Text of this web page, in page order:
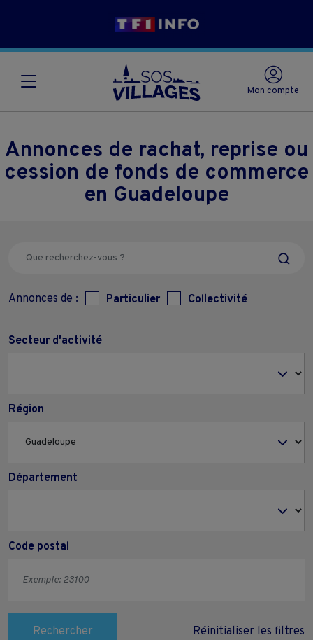
Mon compte
Annonces de rachat, reprise ou
cession de fonds de commerce
en Guadeloupe
Annonces de : Particulier Collectivité
Secteur d'activité
Région
Département
Code postal
Rechercher Réinitialiser les filtres